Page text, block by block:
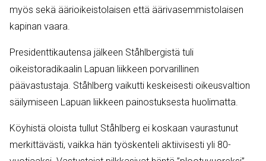
myös sekä äärioikeistolaisen että äärivasemmistolaisen
kapinan vaara.
Presidenttikautensa jälkeen Ståhlbergistä tuli
oikeistoradikaalin Lapuan liikkeen porvarillinen
päävastustaja. Ståhlberg vaikutti keskeisesti oikeusvaltion
säilymiseen Lapuan liikkeen painostuksesta huolimatta.
Köyhistä oloista tullut Ståhlberg ei koskaan vaurastunut
merkittävästi, vaikka hän työskenteli aktiivisesti yli 80-